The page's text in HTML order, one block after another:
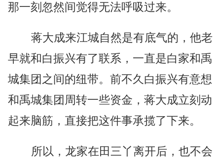
那一刻忽然间觉得无法呼吸过来。
蒋大成来江城自然是有底气的，他老
早就和白振兴有了联系，一直是白家和禹
城集团之间的纽带。前不久白振兴有意想
和禹城集团周转一些资金，蒋大成立刻动
起来脑筋，直接把这件事承揽了下来。
所以，龙家在田三丫离开后，也不会